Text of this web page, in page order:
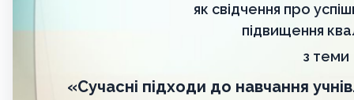
як свідчення про
підвищення
з теми
«Сучасні підходи до навчання